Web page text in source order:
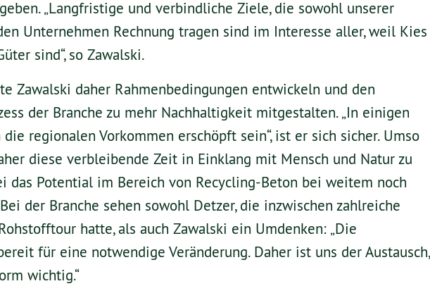
„Langfristige und verbindliche Ziele, die sowohl unserer
Unternehmen Rechnung tragen sind im Interesse aller, weil Kies
sind“, so Zawalski.
Zawalski daher Rahmenbedingungen entwickeln und den
der Branche zu mehr Nachhaltigkeit mitgestalten. „In einigen
regionalen Vorkommen erschöpft sein“, ist er sich sicher. Umso
diese verbleibende Zeit in Einklang mit Mensch und Natur zu
das Potential im Bereich von Recycling-Beton bei weitem noch
der Branche sehen sowohl Detzer, die inzwischen zahlreiche
hatte, als auch Zawalski ein Umdenken: „Die
für eine notwendige Veränderung. Daher ist uns der Austausch,
wichtig.“